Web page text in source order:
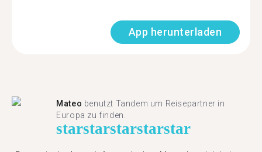
App herunterladen
Mateo benutzt Tandem um Reisepartner in
Europa zu finden.
starstarstarstarstar